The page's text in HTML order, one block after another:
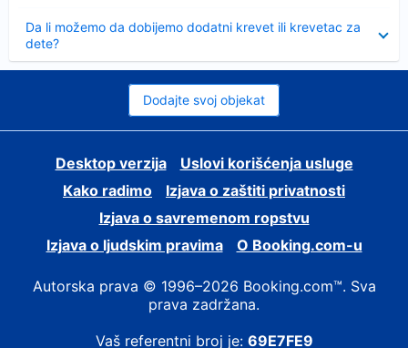
Da li možemo da dobijemo dodatni krevet ili krevetac za
dete?
Dodajte svoj objekat
Desktop verzija
Uslovi korišćenja usluge
Kako radimo
Izjava o zaštiti privatnosti
Izjava o savremenom ropstvu
Izjava o ljudskim pravima
О Booking.com-u
Autorska prava © 1996–2026 Booking.com™. Sva
prava zadržana.
Vaš referentni broj je: 69E7FE9